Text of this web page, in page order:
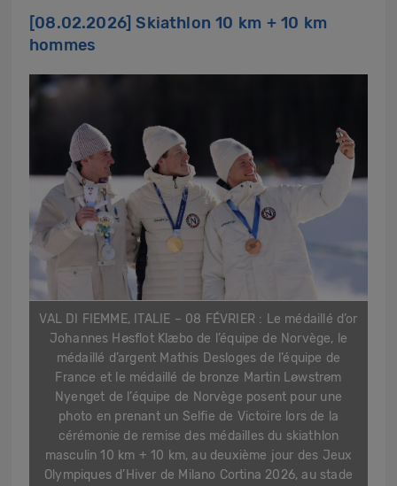
[08.02.2026] Skiathlon 10 km + 10 km
hommes
VAL DI FIEMME, ITALIE – 08 FÉVRIER : Le médaillé d’or
Johannes Høsflot Klæbo de l’équipe de Norvège, le
médaillé d’argent Mathis Desloges de l’équipe de
France et le médaillé de bronze Martin Løwstrøm
Nyenget de l’équipe de Norvège posent pour une
photo en prenant un Selfie de Victoire lors de la
cérémonie de remise des médailles du skiathlon
masculin 10 km + 10 km, au deuxième jour des Jeux
Olympiques d’Hiver de Milano Cortina 2026, au stade